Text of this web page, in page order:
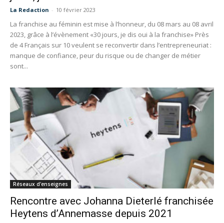
La Redaction - 10 février 2023
La franchise au féminin est mise à l’honneur, du 08 mars au 08 avril
2023, grâce à l’évènement «30 jours, je dis oui à la franchise» Près
de 4 Français sur 10 veulent se reconvertir dans l’entrepreneuriat :
manque de confiance, peur du risque ou de changer de métier
sont...
Réseaux d'enseignes
Rencontre avec Johanna Dieterlé franchisée
Heytens d’Annemasse depuis 2021